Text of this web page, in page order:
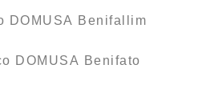
DOMUSA Benifallim
DOMUSA Benifato